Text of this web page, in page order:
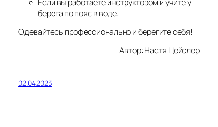
Если вы работаете инструктором и учите у
берега по пояс в воде.
Одевайтесь профессионально и берегите себя!
Автор: Настя Цейслер
02.04.2023